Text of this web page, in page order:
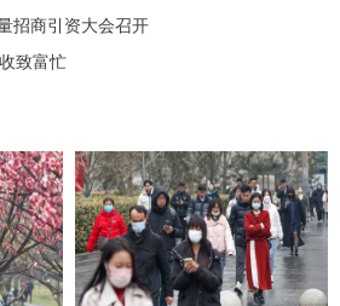
招商引资大会召开
致富忙